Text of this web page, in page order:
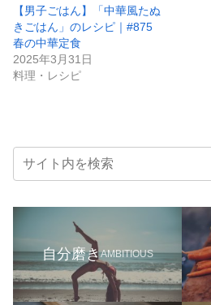
【男子ごはん】「中華風たぬ
きごはん」のレシピ｜#875
春の中華定食
2025年3月31日
料理・レシピ
自分磨きAMBITIOUS